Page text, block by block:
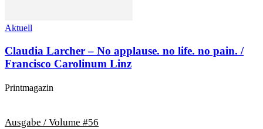
Aktuell
Claudia Larcher – No applause. no life. no pain. /
Francisco Carolinum Linz
Printmagazin
Ausgabe / Volume #56